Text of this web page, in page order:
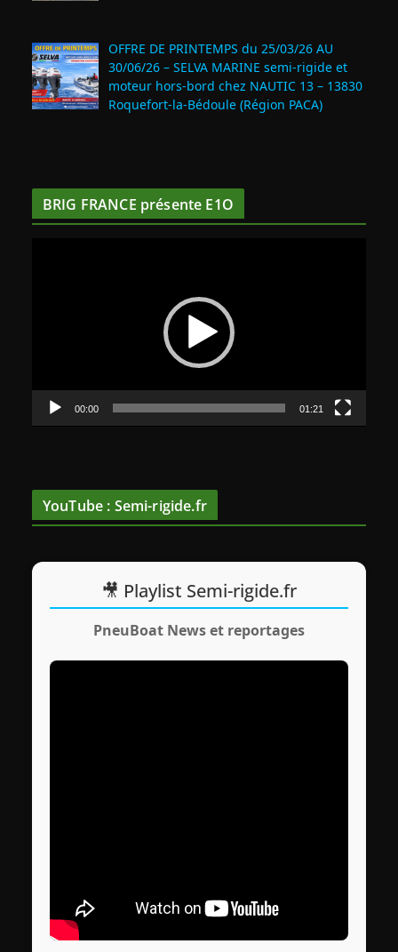
OFFRE DE PRINTEMPS du 25/03/26 AU
30/06/26 – SELVA MARINE semi-rigide et
moteur hors-bord chez NAUTIC 13 – 13830
Roquefort‑la‑Bédoule (Région PACA)
BRIG FRANCE présente E1O
i
o
00:00 01:21
YouTube : Semi-rigide.fr
🎥 Playlist Semi-rigide.fr
PneuBoat News et reportages